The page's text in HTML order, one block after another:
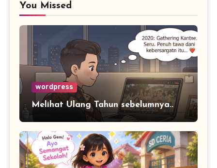
You Missed
wordpress
Melihat Ulang Tahun sebelumnya..